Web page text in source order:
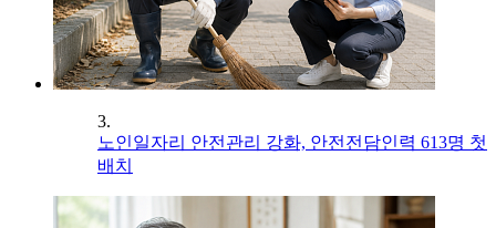
3.
노인일자리 안전관리 강화, 안전전담인력 613명 첫
배치